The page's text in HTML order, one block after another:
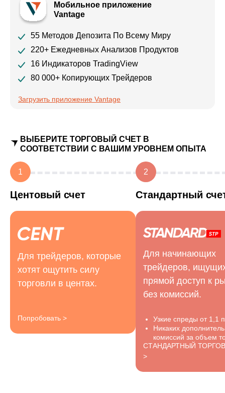
Мобильное приложение
Vantage
55 Методов Депозита По Всему Миру
220+ Ежедневных Анализов Продуктов
16 Индикаторов TradingView
80 000+ Копирующих Трейдеров
Загрузить приложение Vantage
ВЫБЕРИТЕ ТОРГОВЫЙ СЧЕТ В
СООТВЕТСТВИИ С ВАШИМ УРОВНЕМ ОПЫТА
1
Центовый счет
Для трейдеров, которые
хотят ощутить силу
торговли в центах.
Попробовать >
2
Стандартный
Для начинающих
трейдеров,
прямой доступ к
без комиссий.
Узкие спреды от 1,1
Никаких
комиссий за объем
СТАНДАРТНЫЙ
>